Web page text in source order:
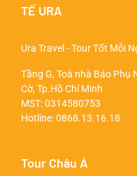
TẾ URA
Ura Travel - Tour Tốt Mỗi
Tầng G, Toà nhà Báo Phụ
Cờ, Tp.Hồ Chí Minh
MST: 0314580753
Hotline:0868.13.16.18
Tour Châu Á